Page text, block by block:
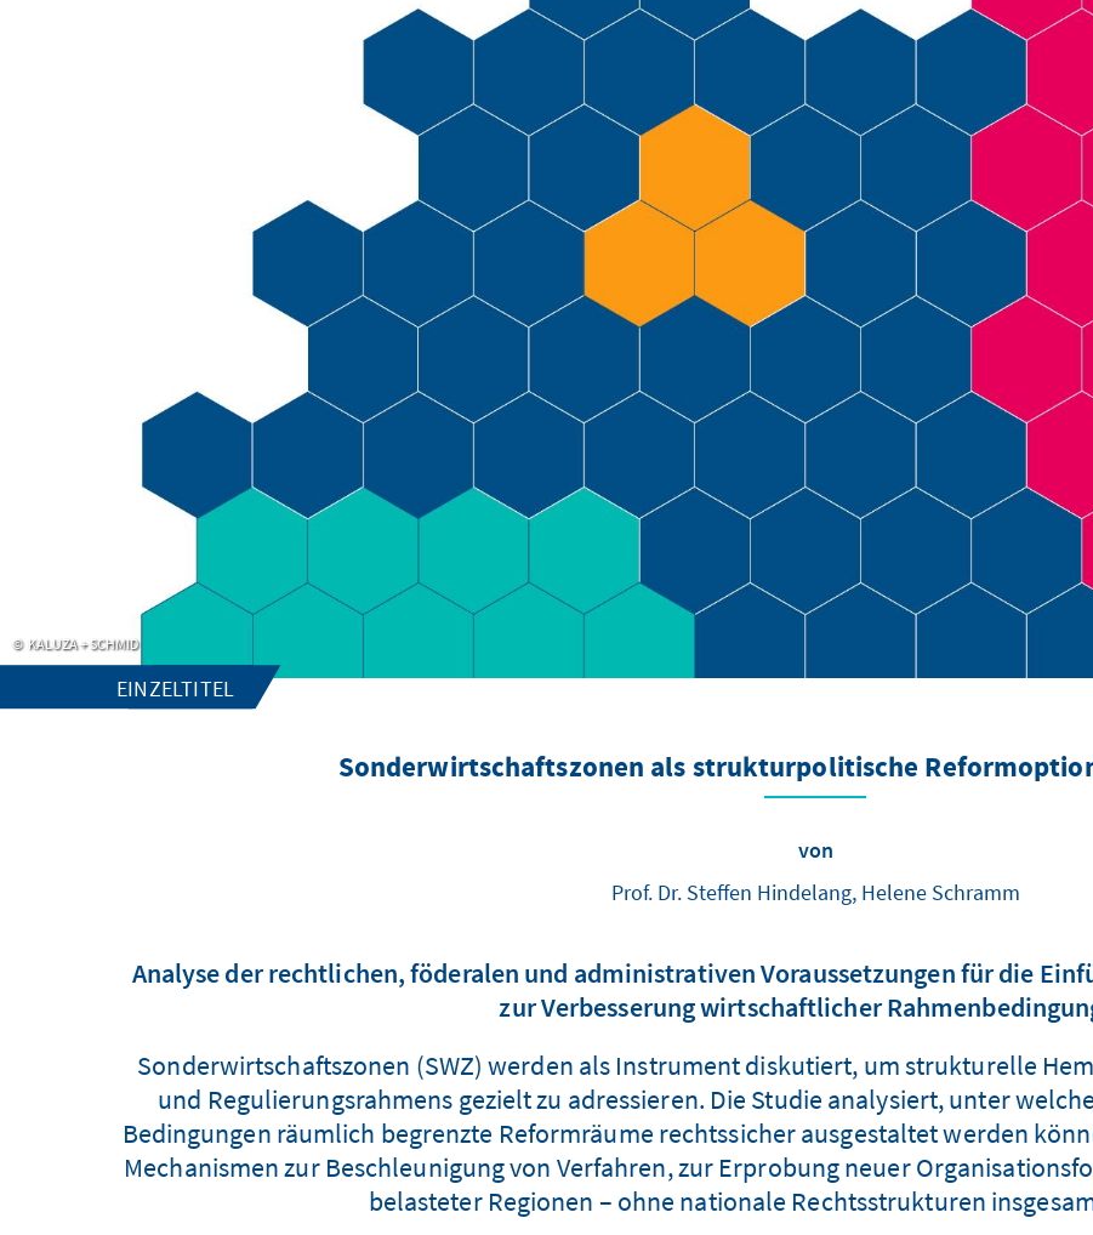
KALUZA + SCHMID
EINZELTITEL
Sonderwirtschaftszonen als strukturpolitische
von
Prof. Dr. Steffen Hindelang, Helene Schramm
Analyse der rechtlichen, föderalen und administrativen Voraussetzungen für die
zur Verbesserung wirtschaftlicher
Sonderwirtschaftszonen (SWZ) werden als Instrument diskutiert, um strukturelle
und Regulierungsrahmens gezielt zu adressieren. Die Studie analysiert, unter
Bedingungen räumlich begrenzte Reformräume rechtssicher ausgestaltet werden
Mechanismen zur Beschleunigung von Verfahren, zur Erprobung neuer
belasteter Regionen – ohne nationale Rechtsstrukturen